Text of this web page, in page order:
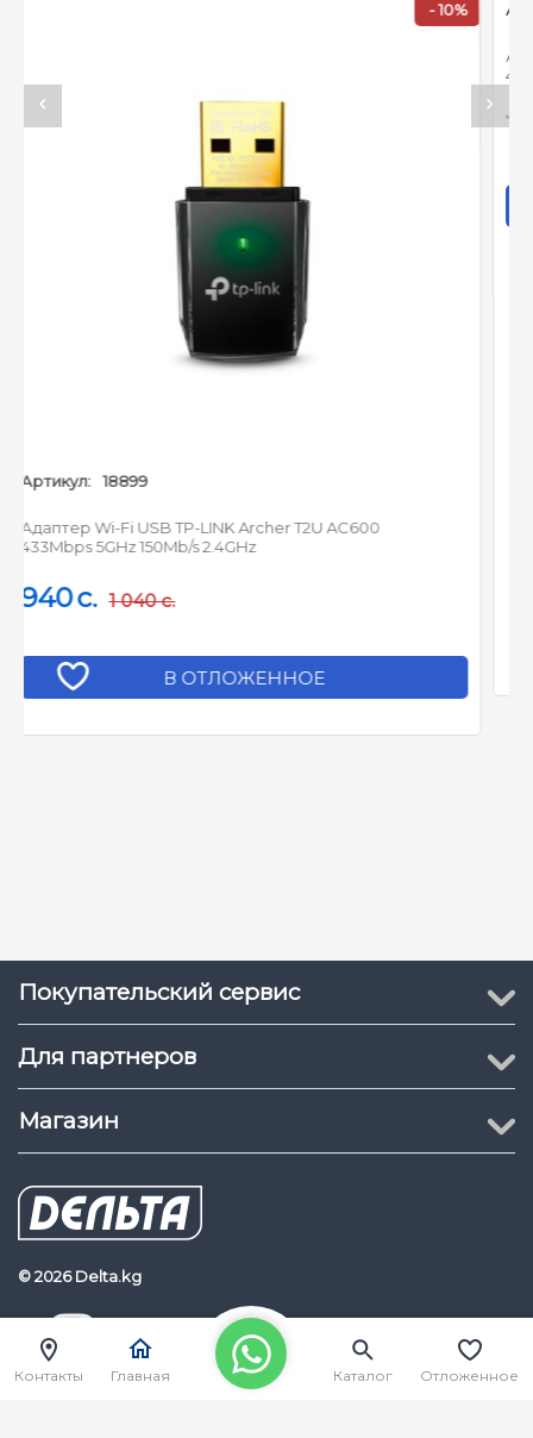
Комплект поставки :
Руководство
пользователя
71 x 26 x 16,2 мм
AC600
Адаптер Wi-Fi USB TP-LINK Archer T2U
433Mbps 5GHz 200Mb/s 2.4GHz
Покупательский сервис
Для партнеров
Магазин
© 2026 Delta.kg
Delta.kg
Контакты Главная Каталог Отложенное